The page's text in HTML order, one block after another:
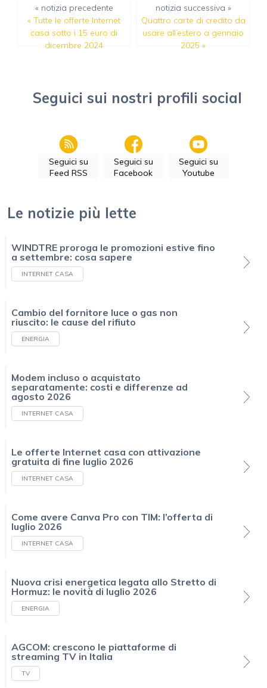
« notizia precedente
« Tutte le offerte Internet
casa sotto i 15 euro di
dicembre 2024
notizia successiva »
Quattro carte di credito da
usare all’estero a gennaio
2025 »
Seguici sui nostri profili social
Seguici su
Feed RSS
Seguici su
Facebook
Seguici su
Youtube
Le notizie più lette
WINDTRE proroga le promozioni estive fino
a settembre: cosa sapere
INTERNET CASA
Cambio del fornitore luce o gas non
riuscito: le cause del rifiuto
ENERGIA
Modem incluso o acquistato
separatamente: costi e differenze ad
agosto 2026
INTERNET CASA
Le offerte Internet casa con attivazione
gratuita di fine luglio 2026
INTERNET CASA
Come avere Canva Pro con TIM: l’offerta di
luglio 2026
INTERNET CASA
Nuova crisi energetica legata allo Stretto di
Hormuz: le novità di luglio 2026
ENERGIA
AGCOM: crescono le piattaforme di
streaming TV in Italia
TV